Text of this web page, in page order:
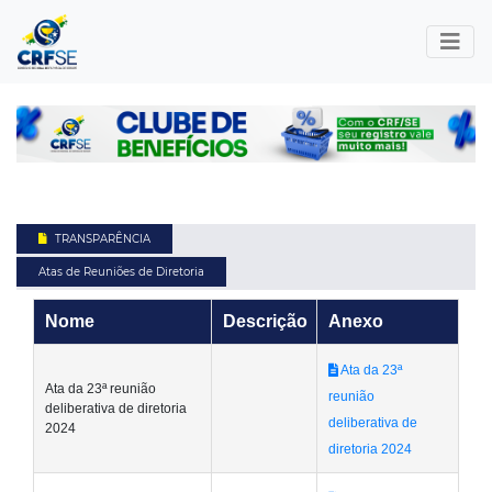
TRANSPARÊNCIA
Atas de Reuniões de Diretoria
Nome Descrição Anexo
Ata da 23ª reunião
deliberativa de diretoria
2024
Ata da 23ª
reunião
deliberativa de
diretoria 2024